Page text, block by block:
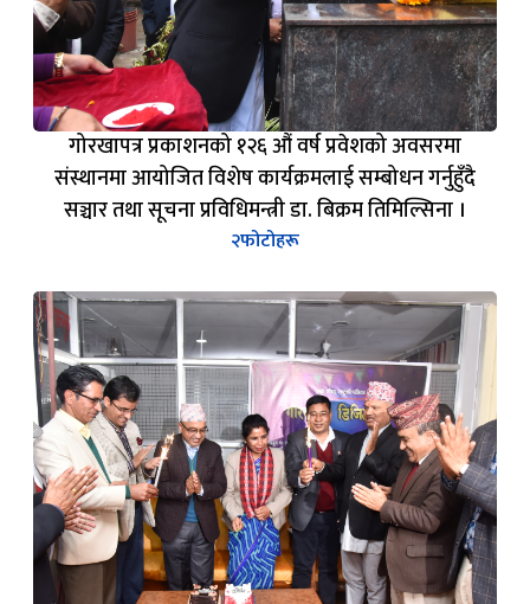
गोरखापत्र प्रकाशनको १२६ औं वर्ष प्रवेशको अवसरमा
संस्थानमा आयोजित विशेष कार्यक्रमलाई सम्बोधन गर्नुहुँदै
सञ्चार तथा सूचना प्रविधिमन्त्री डा. बिक्रम तिमिल्सिना ।
२फोटोहरू